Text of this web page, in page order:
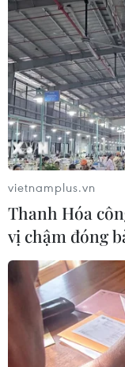
vietnamplus.vn
Thanh Hóa
vị chậm đóng